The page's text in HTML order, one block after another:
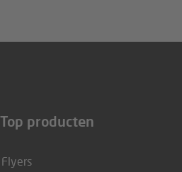
Top producten
Flyers